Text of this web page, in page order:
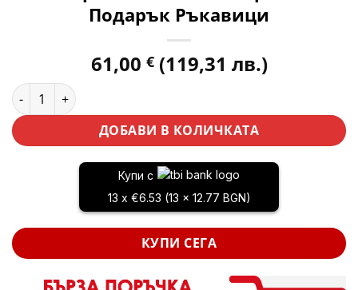
Подарък Ръкавици
61,00 € (119,31 лв.)
количество за Електрожен KraftWоrld Инверторен +
ДОБАВИ В КОЛИЧКАТА
Купи с
13 x €6.53 (13 x 12.77 BGN)
КУПИ СЕГА